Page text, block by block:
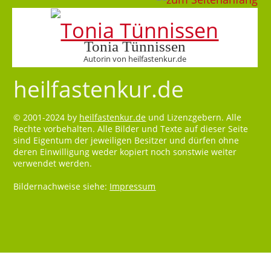
Tonia Tünnissen
Autorin von heilfastenkur.de
heilfastenkur.de
© 2001-2024 by heilfastenkur.de und Lizenzgebern. Alle
Rechte vorbehalten. Alle Bilder und Texte auf dieser Seite
sind Eigentum der jeweiligen Besitzer und dürfen ohne
deren Einwilligung weder kopiert noch sonstwie weiter
verwendet werden.
Bildernachweise siehe: Impressum